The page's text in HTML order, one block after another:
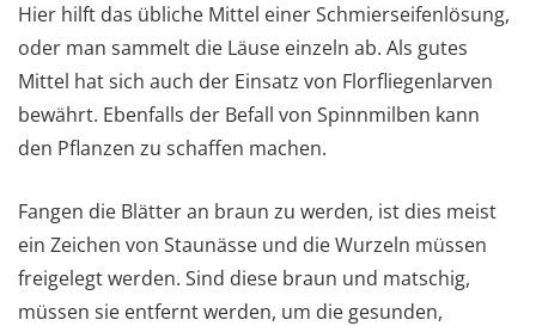
Hier hilft das übliche Mittel einer Schmierseifenlösung,
oder man sammelt die Läuse einzeln ab. Als gutes
Mittel hat sich auch der Einsatz von Florfliegenlarven
bewährt. Ebenfalls der Befall von Spinnmilben kann
den Pflanzen zu schaffen machen.
Fangen die Blätter an braun zu werden, ist dies meist
ein Zeichen von Staunässe und die Wurzeln müssen
freigelegt werden. Sind diese braun und matschig,
müssen sie entfernt werden, um die gesunden,